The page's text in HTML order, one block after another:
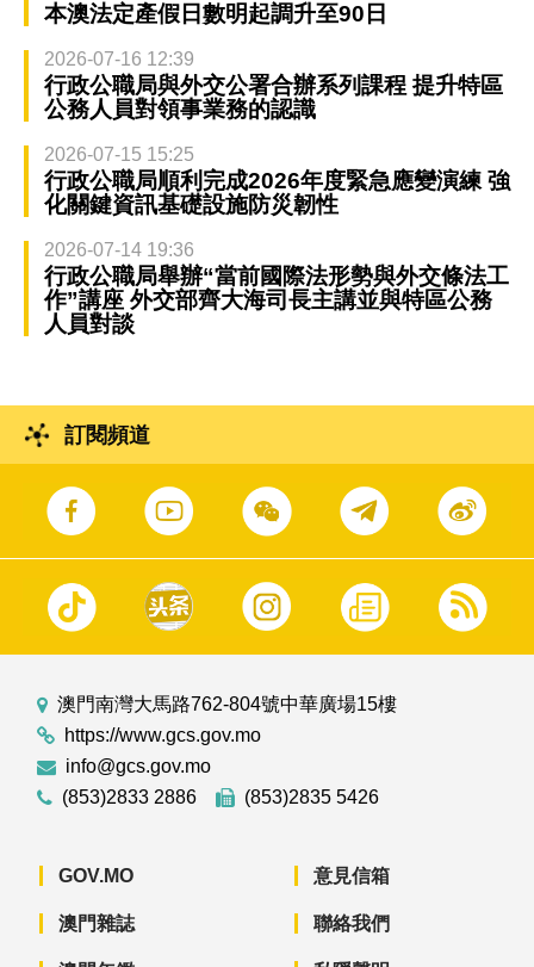
本澳法定產假日數明起調升至90日
2026-07-16 12:39
行政公職局與外交公署合辦系列課程 提升特區
公務人員對領事業務的認識
2026-07-15 15:25
行政公職局順利完成2026年度緊急應變演練 強
化關鍵資訊基礎設施防災韌性
2026-07-14 19:36
行政公職局舉辦“當前國際法形勢與外交條法工
作”講座 外交部齊大海司長主講並與特區公務
人員對談
訂閱頻道
澳門南灣大馬路762-804號中華廣場15樓
https://www.gcs.gov.mo
info@gcs.gov.mo
(853)2833 2886
(853)2835 5426
GOV.MO
澳門雜誌
意見信箱
聯絡我們